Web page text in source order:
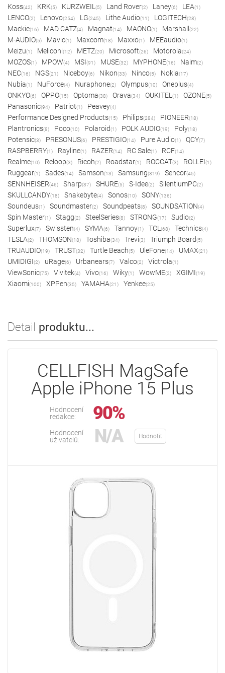
Koss(42) KRK(5) KURZWEIL (5) Land Rover(2) Laney(6) LEA(1)
LENCO(2) Lenovo(254) LG(245) Lithe Audio(11) LOGITECH(28)
Mackie(16) MAD CATZ(4) Magnat(14) MAONO(1) Marshall (22)
M-AUDIO(5) Mavic(1) Maxcom(18) Maxxo(1) MEEaudio(1)
Meizu(1) Meliconi(12) METZ(20) Microsoft(26) Motorola(24)
MOZOS(1) MPOW(4) MSI(91) MUSE(32) MYPHONE(16) Naim(2)
NEC(16) NGS(21) Niceboy(6) Nikon(33) Ninco(5) Nokia(17)
Nubia(1) NuForce(4) Nuraphone(2) Olympus(10) Oneplus(4)
ONKYO(6) OPPO(15) Optoma(38) Orava(34) OUKITEL (1) OZONE(5)
Panasonic(94) Patriot(1) Peavey(4)
Performance Designed Products(15) Philips(284) PIONEER(18)
Plantronics(8) Poco(10) Polaroid(1) POLK AUDIO(19) Poly(18)
Potensic(3) PRESONUS(6) PRESTIGIO(14) Pure Audio(1) QCY(7)
RASPBERRY(1) Rayline(1) RAZER(14) RC Sale(1) RCF(14)
Realme(10) Reloop(3) Ricoh(2) Roadstar(1) ROCCAT(3) ROLLEI(1)
Ruggear(1) Sades(14) Samson(13) Samsung(319) Sencor(45)
SENNHEISER(46) Sharp(37) SHURE(5) S-Idee(2) SilentiumPC(2)
SKULLCANDY(18) Snakebyte(4) Sonos(10) SONY(136)
Soundeus(1) Soundmaster(2) Soundpeats(8) SOUNDSATION(4)
Spin Master(1) Stagg(2) SteelSeries(8) STRONG(17) Sudio(2)
Superlux(7) Swissten(4) SYMA(6) Tannoy(1) TCL (68) Technics(4)
TESLA(2) THOMSON(18) Toshiba(34) Trevi(3) Triumph Board(5)
TRUAUDIO(19) TRUST(32) Turtle Beach(5) UleFone(14) UMAX(21)
UMIDIGI(2) uRage(6) Urbanears(7) Valco(2) Victrola(1)
ViewSonic(75) Vivitek(4) Vivo(16) Wiky(1) WowME(2) XGIMI(19)
Xiaomi(100) XPPen(35) YAMAHA(21) Yenkee(25)
Detail produktu...
CELLFISH MagSafe
Apple iPhone 15 Plus
Hodnocení
redakce:
90%
Hodnocení
uživatelů:
N/A Hodnotit